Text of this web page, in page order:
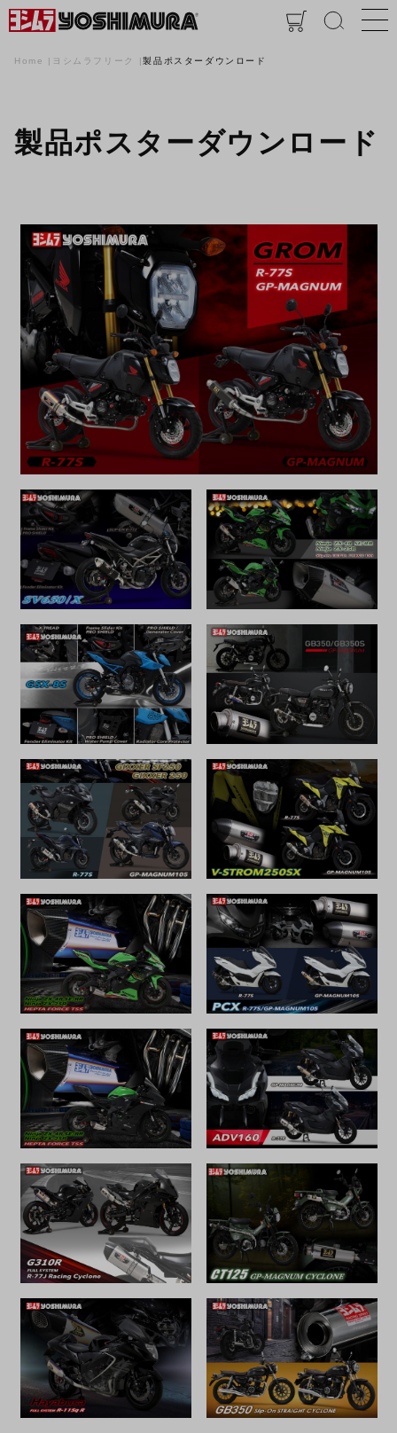
Home ヨシムラフリーク 製品ポスターダウンロード
製品ポスターダウンロード